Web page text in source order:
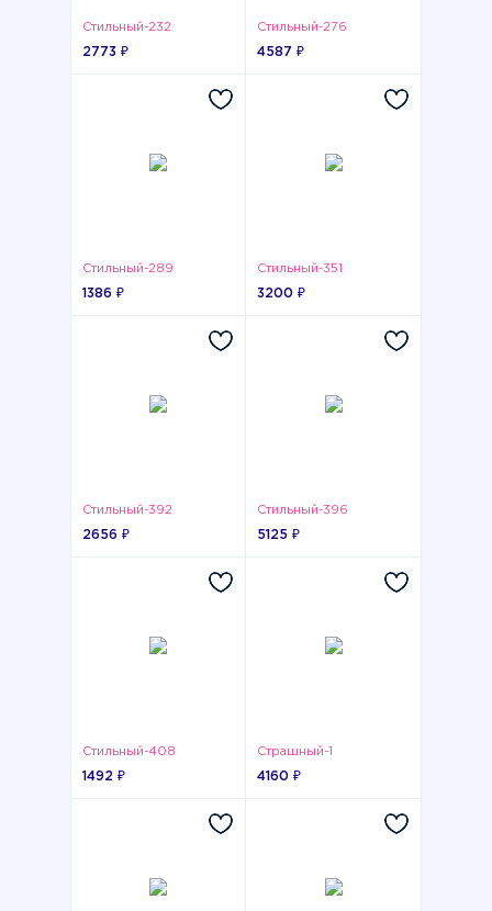
Стильный-232
2773 ₽
Стильный-276
4587 ₽
Стильный-289
1386 ₽
Стильный-351
3200 ₽
Стильный-392
2656 ₽
Стильный-396
5125 ₽
Стильный-408
1492 ₽
Страшный-1
4160 ₽